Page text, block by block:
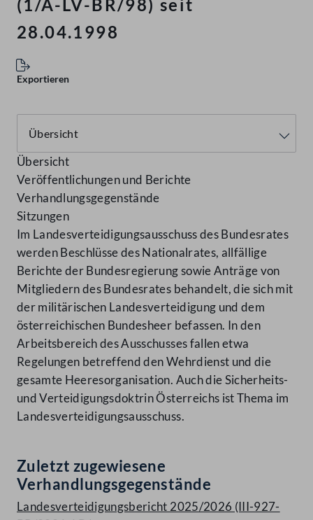
(1/A-LV-BR/98) seit
28.04.1998
Exportieren
Übersicht
Veröffentlichungen und Berichte
Verhandlungsgegenstände
Sitzungen
Im Landesverteidigungsausschuss des Bundesrates
werden Beschlüsse des Nationalrates, allfällige
Berichte der Bundesregierung sowie Anträge von
Mitgliedern des Bundesrates behandelt, die sich mit
der militärischen Landesverteidigung und dem
österreichischen Bundesheer befassen. In den
Arbeitsbereich des Ausschusses fallen etwa
Regelungen betreffend den Wehrdienst und die
gesamte Heeresorganisation. Auch die Sicherheits-
und Verteidigungsdoktrin Österreichs ist Thema im
Landesverteidigungsausschuss.
Zuletzt zugewiesene
Verhandlungsgegenstände
Landesverteidigungsbericht 2025/2026 (III-927-